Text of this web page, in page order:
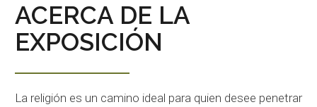
ACERCA DE LA
EXPOSICIÓN
La religión es un camino ideal para quien desee penetrar